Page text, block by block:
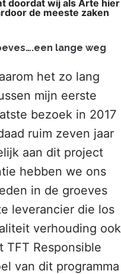
doordat wij als Arte hier
de meeste zaken
lange weg
het zo lang
mijn eerste
bezoek in 2017
ruim zeven jaar
aan dit project
hebben we ons
in de groeves
leverancier die los
verhouding ook
TFT Responsible
van dit programma